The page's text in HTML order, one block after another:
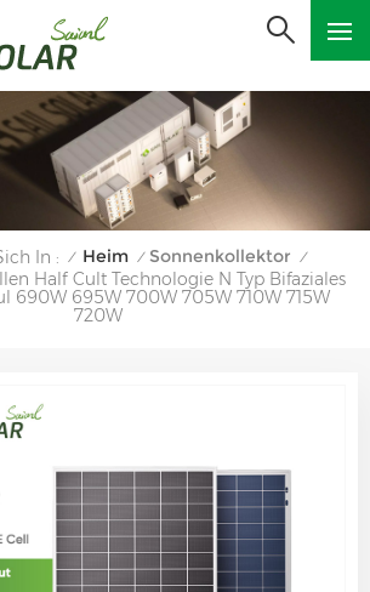
In : / Heim / Sonnenkollektor /
Half Cult Technologie N Typ Bifaziales
690W 695W 700W 705W 710W 715W
720W